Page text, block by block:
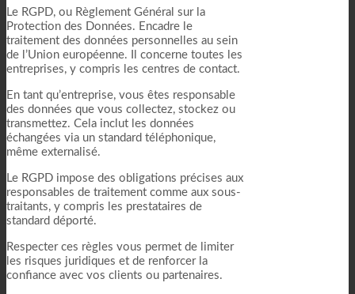
Le RGPD, ou Règlement Général sur la
Protection des Données. Encadre le
traitement des données personnelles au sein
de l’Union européenne. Il concerne toutes les
entreprises, y compris les centres de contact.
En tant qu’entreprise, vous êtes responsable
des données que vous collectez, stockez ou
transmettez. Cela inclut les données
échangées via un standard téléphonique,
même externalisé.
Le RGPD impose des obligations précises aux
responsables de traitement comme aux sous-
traitants, y compris les prestataires de
standard déporté.
Respecter ces règles vous permet de limiter
les risques juridiques et de renforcer la
confiance avec vos clients ou partenaires.